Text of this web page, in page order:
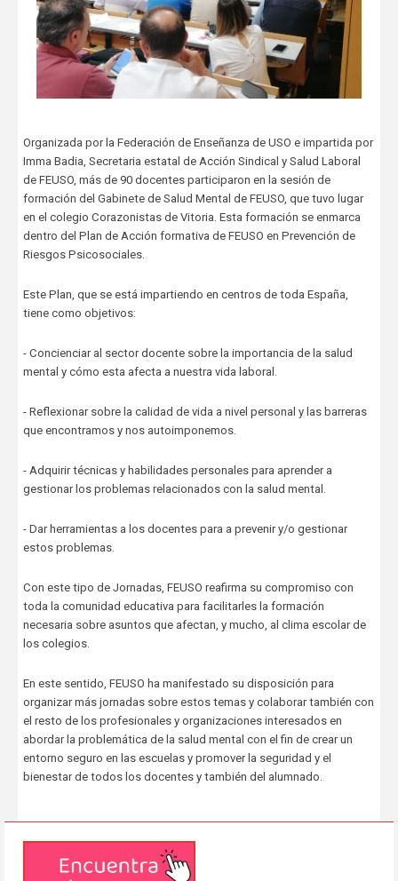
Organizada por la Federación de Enseñanza de USO e impartida por
Imma Badia, Secretaria estatal de Acción Sindical y Salud Laboral
de FEUSO, más de 90 docentes participaron en la sesión de
formación del Gabinete de Salud Mental de FEUSO, que tuvo lugar
en el colegio Corazonistas de Vitoria. Esta formación se enmarca
dentro del Plan de Acción formativa de FEUSO en Prevención de
Riesgos Psicosociales.
Este Plan, que se está impartiendo en centros de toda España,
tiene como objetivos:
- Concienciar al sector docente sobre la importancia de la salud
mental y cómo esta afecta a nuestra vida laboral.
- Reflexionar sobre la calidad de vida a nivel personal y las barreras
que encontramos y nos autoimponemos.
- Adquirir técnicas y habilidades personales para aprender a
gestionar los problemas relacionados con la salud mental.
- Dar herramientas a los docentes para a prevenir y/o gestionar
estos problemas.
Con este tipo de Jornadas, FEUSO reafirma su compromiso con
toda la comunidad educativa para facilitarles la formación
necesaria sobre asuntos que afectan, y mucho, al clima escolar de
los colegios.
En este sentido, FEUSO ha manifestado su disposición para
organizar más jornadas sobre estos temas y colaborar también con
el resto de los profesionales y organizaciones interesados en
abordar la problemática de la salud mental con el fin de crear un
entorno seguro en las escuelas y promover la seguridad y el
bienestar de todos los docentes y también del alumnado.